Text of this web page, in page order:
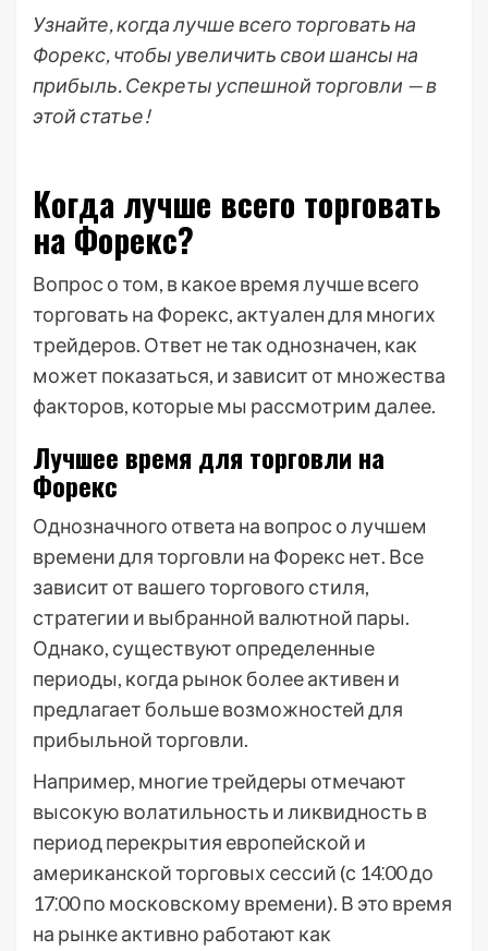
Узнайте, когда лучше всего торговать на
Форекс, чтобы увеличить свои шансы на
прибыль. Секреты успешной торговли — в
этой статье!
Когда лучше всего торговать
на Форекс?
Вопрос о том, в какое время лучше всего
торговать на Форекс, актуален для многих
трейдеров. Ответ не так однозначен, как
может показаться, и зависит от множества
факторов, которые мы рассмотрим далее.
Лучшее время для торговли на
Форекс
Однозначного ответа на вопрос о лучшем
времени для торговли на Форекс нет. Все
зависит от вашего торгового стиля,
стратегии и выбранной валютной пары.
Однако, существуют определенные
периоды, когда рынок более активен и
предлагает больше возможностей для
прибыльной торговли.
Например, многие трейдеры отмечают
высокую волатильность и ликвидность в
период перекрытия европейской и
американской торговых сессий (с 14⁚00 до
17⁚00 по московскому времени). В это время
на рынке активно работают как